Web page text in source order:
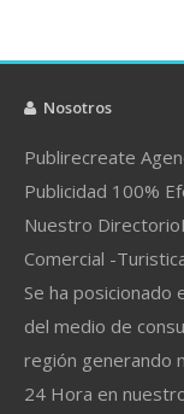
Nosotros
Publirecreate
Publicidad 100%
Nuestro
Comercial -
Se ha posicionado
del medio de
región generando
24 Hora en